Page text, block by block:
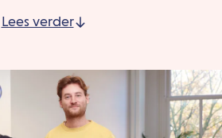
Lees verder